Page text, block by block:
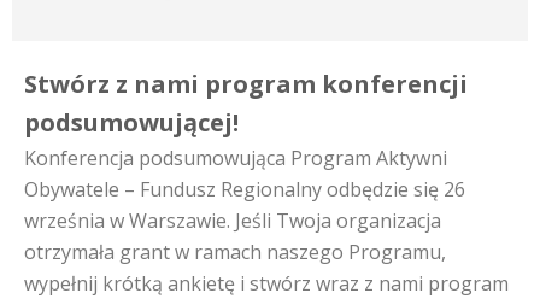
Stwórz z nami program konferencji
podsumowującej!
Konferencja podsumowująca Program Aktywni
Obywatele – Fundusz Regionalny odbędzie się 26
września w Warszawie. Jeśli Twoja organizacja
otrzymała grant w ramach naszego Programu,
wypełnij krótką ankietę i stwórz wraz z nami program